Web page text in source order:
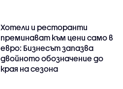
Хотели и ресторанти
преминават към цени само в
евро: Бизнесът запазва
двойното обозначение до
края на сезона